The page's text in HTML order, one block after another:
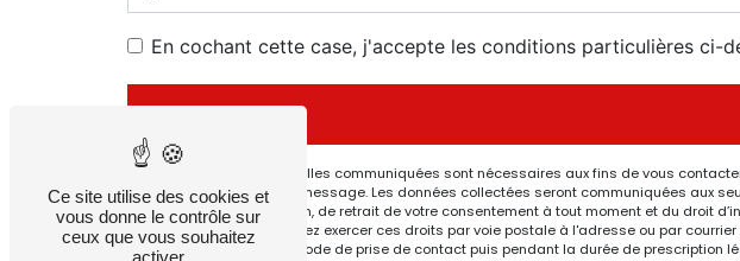
En cochant cette case, j'accepte les conditions particulières ci-
** Les données personnelles communiquées sont nécessaires aux fins de vous
but de répondre à votre message. Les données collectées seront communiquées aux
de limitation, d’opposition, de retrait de votre consentement à tout moment et du droit
post-mortem. Vous pouvez exercer ces droits par voie postale à l'adresse ou par
données pendant la période de prise de contact puis pendant la durée de prescription
Ce site utilise des cookies et
vous donne le contrôle sur
ceux que vous souhaitez
activer